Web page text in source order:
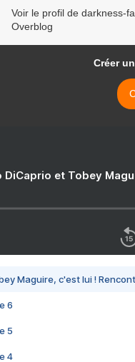
Voir le profil de darkness-
Overblog
Créer
DiCaprio et Tobey
Maguire, c'est lui !
6
5
4